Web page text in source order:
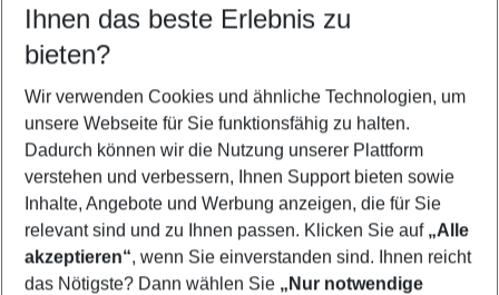
Find the perfect deal which suits your best
Your departure airport
Any airport
Select your date range
10/08/26–08/08/27 5-8 nights
Who will travel
2 adults No children
Show more filter
Ihnen das beste Erlebnis zu
bieten?
Wir verwenden Cookies und ähnliche Technologien, um
unsere Webseite für Sie funktionsfähig zu halten.
Dadurch können wir die Nutzung unserer Plattform
verstehen und verbessern, Ihnen Support bieten sowie
Inhalte, Angebote und Werbung anzeigen, die für Sie
relevant sind und zu Ihnen passen. Klicken Sie auf „Alle
akzeptieren“, wenn Sie einverstanden sind. Ihnen reicht
das Nötigste? Dann wählen Sie „Nur notwendige